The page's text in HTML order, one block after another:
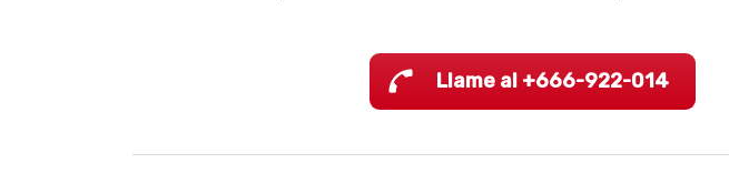
Llame al +666-922-014